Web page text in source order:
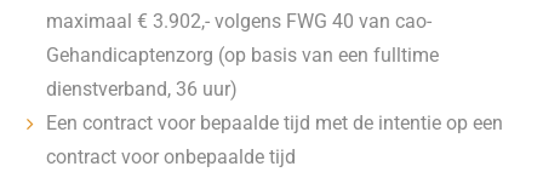
maximaal € 3.902,- volgens FWG 40 van cao-
Gehandicaptenzorg (op basis van een fulltime
dienstverband, 36 uur)
Een contract voor bepaalde tijd met de intentie op een
contract voor onbepaalde tijd